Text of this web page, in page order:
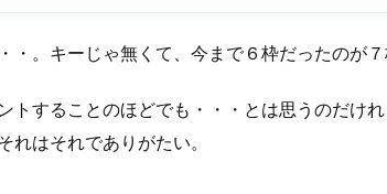
・。キーじゃ無くて、今まで６枠だったのが
トすることのほどでも・・・とは思うのだけ
れはそれでありがたい。